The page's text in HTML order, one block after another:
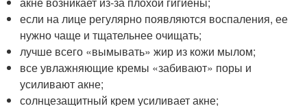
если на лице регулярно появляются воспаления, ее
нужно чаще и тщательнее очищать;
лучше всего «вымывать» жир из кожи мылом;
все увлажняющие кремы «забивают» поры и
усиливают акне;
солнцезащитный крем усиливает акне;